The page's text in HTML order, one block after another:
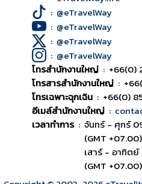
: @eTravelWay
: @eTravelWay
: @eTravelWay
: @eTravelWay
โทรสำนักงานใหญ่ : +66(0)
โทรสารสำนักงานใหญ่ :
โทรเฉพาะฉุกเฉิน : +66(0)
อีเมล์สำนักงานใหญ่ :
เวลาทำการ : จันทร์ - ศุกร์
(GMT +07.00)
เสาร์ - อาทิต
(GMT +07.00)